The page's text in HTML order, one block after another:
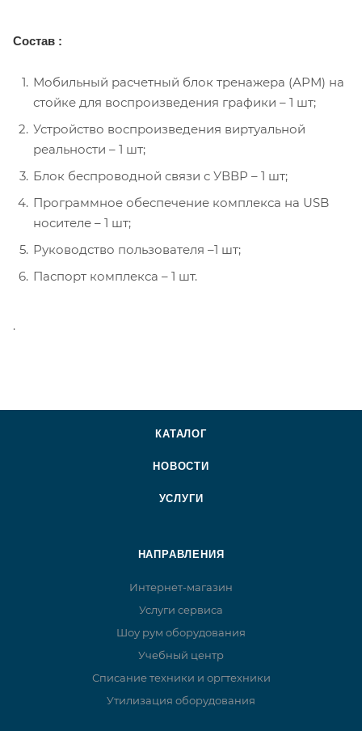
Состав :
Мобильный расчетный блок тренажера (АРМ) на
стойке для воспроизведения графики – 1 шт;
Устройство воспроизведения виртуальной
реальности – 1 шт;
Блок беспроводной связи с УВВР – 1 шт;
Программное обеспечение комплекса на USB
носителе – 1 шт;
Руководство пользователя –1 шт;
Паспорт комплекса – 1 шт.
.
КАТАЛОГ
НОВОСТИ
УСЛУГИ
НАПРАВЛЕНИЯ
Интернет-магазин
Услуги сервиса
Шоу рум оборудования
Учебный центр
Списание техники и оргтехники
Утилизация оборудования